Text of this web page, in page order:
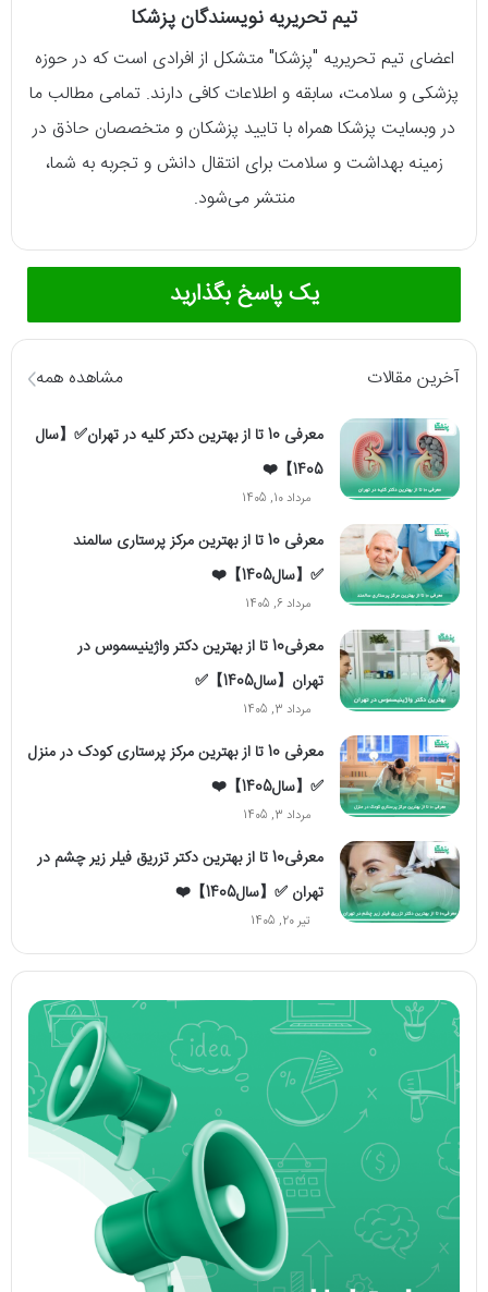
تیم تحریریه نویسندگان پزشکا
اعضای تیم تحریریه "پزشکا" متشکل از افرادی است که در حوزه
پزشکی و سلامت، سابقه و اطلاعات کافی دارند. تمامی مطالب ما
در وبسایت پزشکا همراه با تایید پزشکان و متخصصان حاذق در
زمینه بهداشت و سلامت برای انتقال دانش و تجربه به شما،
منتشر می‌شود.
یک پاسخ بگذارید
آخرین مقالات مشاهده همه
معرفی 10 تا از بهترین دکتر کلیه در تهران✅【سال
1405】❤️
مرداد 10, 1405
معرفی 10 تا از بهترین مرکز پرستاری سالمند
✅【سال1405】❤️
مرداد 6, 1405
معرفی10 تا از بهترین دکتر واژینیسموس در
تهران【سال1405】✅
مرداد 3, 1405
معرفی 10 تا از بهترین مرکز پرستاری کودک در منزل
✅【سال1405】❤️
مرداد 3, 1405
معرفی10 تا از بهترین دکتر تزریق فیلر زیر چشم در
تهران ✅【سال1405】❤️
تیر 20, 1405